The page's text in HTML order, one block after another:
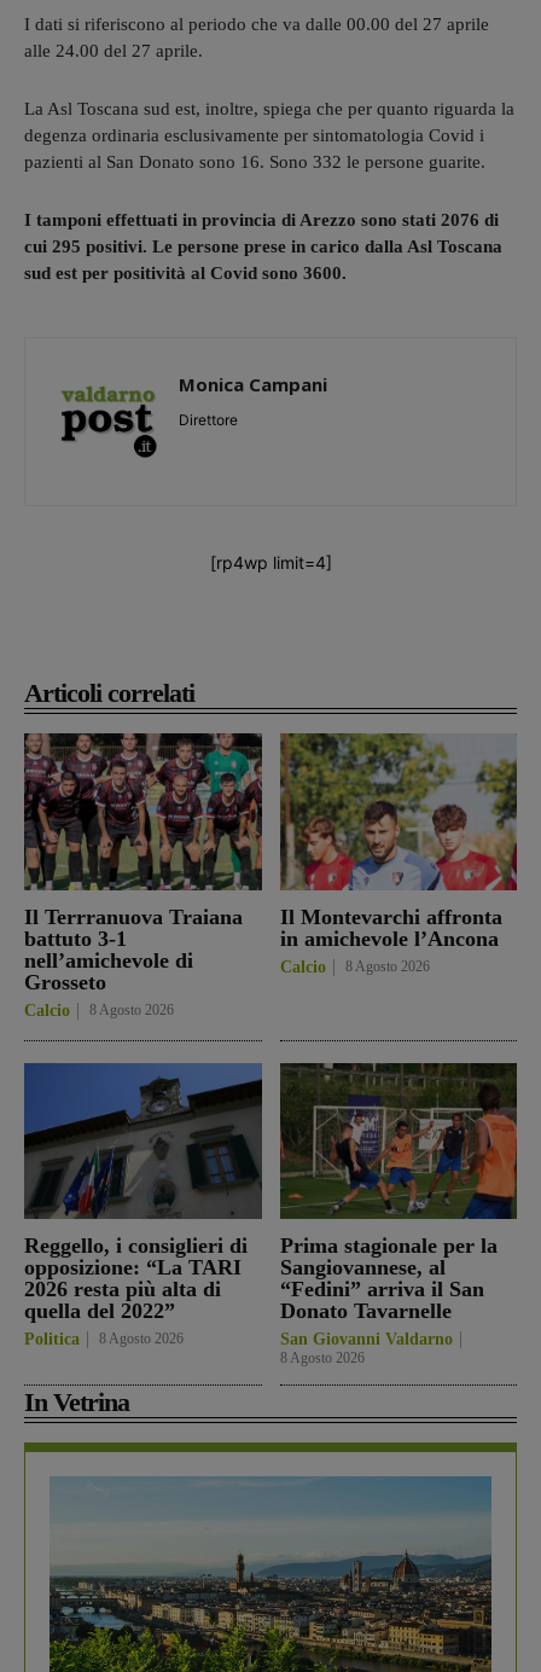
Articoli correlati
Il Terrranuova Traiana
battuto 3-1
nell’amichevole di
Grosseto
Calcio 8 Agosto 2026
Il Montevarchi affronta
in amichevole l’Ancona
Calcio 8 Agosto 2026
Reggello, i consiglieri di
opposizione: “La TARI
2026 resta più alta di
quella del 2022”
Politica 8 Agosto 2026
Prima stagionale per la
Sangiovannese, al
“Fedini” arriva il San
Donato Tavarnelle
San Giovanni Valdarno
8 Agosto 2026
In Vetrina
I dati si riferiscono al periodo che va dalle 00.00 del 27 aprile
alle 24.00 del 27 aprile.
La Asl Toscana sud est, inoltre, spiega che per quanto riguarda la
degenza ordinaria esclusivamente per sintomatologia Covid i
pazienti al San Donato sono 16. Sono 332 le persone guarite.
I tamponi effettuati in provincia di Arezzo sono stati 2076 di
cui 295 positivi. Le persone prese in carico dalla Asl Toscana
sud est per positività al Covid sono 3600.
Monica Campani
Direttore
[rp4wp limit=4]